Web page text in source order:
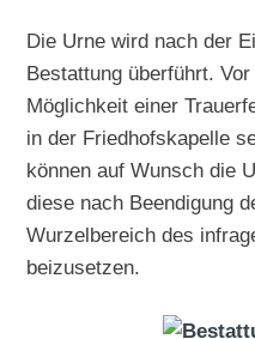
Die Urne wird nach der
Bestattung überführt.
Möglichkeit einer
in der Friedhofskapelle
können auf Wunsch die
diese nach Beendigung
Wurzelbereich des
beizusetzen.